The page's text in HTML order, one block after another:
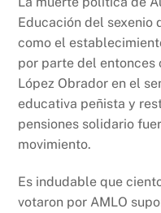
Educación del sexenio
como el
por parte del entonces
López Obrador en el
educativa peñista y
pensiones solidario
movimiento.
Es indudable que
votaron por AMLO